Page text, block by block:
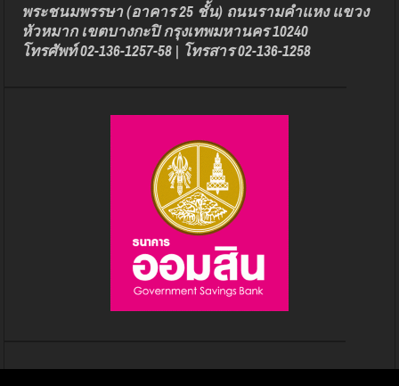
พระชนมพรรษา (อาคาร 25 ชั้น) ถนนรามคำแหง แขวง
หัวหมาก เขตบางกะปิ กรุงเทพมหานคร 10240
โทรศัพท์ 02-136-1257-58 | โทรสาร 02-136-1258